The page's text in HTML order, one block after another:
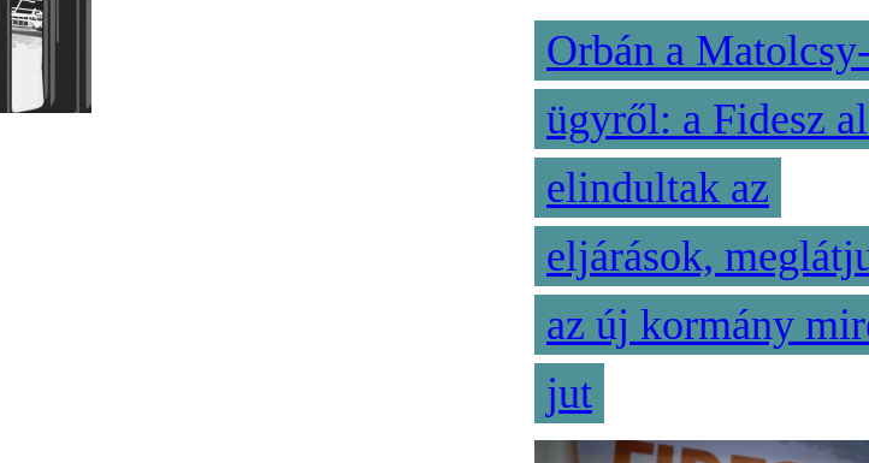
Orbán a
ügyről: a Fidesz
elindultak az
eljárások,
az új kormány
jut